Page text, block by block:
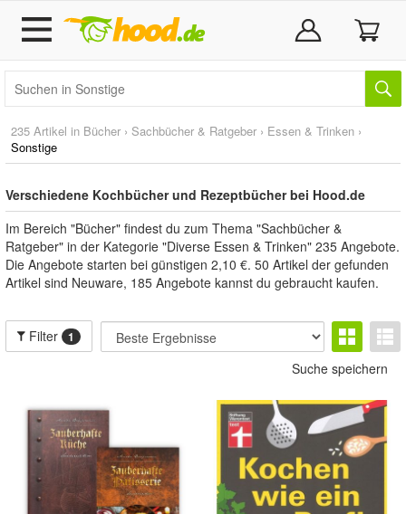
235 Artikel in Bücher › Sachbücher & Ratgeber › Essen & Trinken ›
Sonstige
Verschiedene Kochbücher und Rezeptbücher bei Hood.de
Im Bereich "Bücher" findest du zum Thema "Sachbücher &
Ratgeber" in der Kategorie "Diverse Essen & Trinken" 235 Angebote.
Die Angebote starten bei günstigen 2,10 €. 50 Artikel der gefunden
Artikel sind Neuware, 185 Angebote kannst du gebraucht kaufen.
Filter 1
Suche speichern